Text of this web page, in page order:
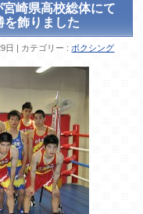
崎県高校総体にて
を飾りました
日 カテゴリー : ボクシング